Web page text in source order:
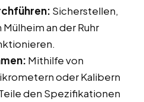
Sicherstellen,
an der Ruhr
Mithilfe von
oder Kalibern
den Spezifikationen